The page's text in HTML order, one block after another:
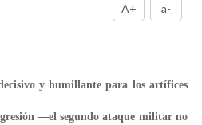
A+ a-
y humillante para los artífices
—el segundo ataque militar no